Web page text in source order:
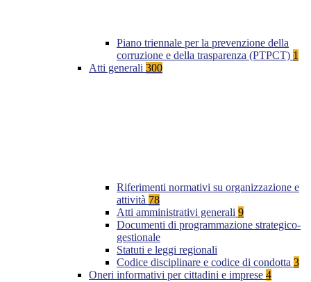
Piano triennale per la prevenzione della
corruzione e della trasparenza (PTPCT) 1
Atti generali 300
Riferimenti normativi su organizzazione e
attività 78
Atti amministrativi generali 9
Documenti di programmazione strategico-
gestionale
Statuti e leggi regionali
Codice disciplinare e codice di condotta 3
Oneri informativi per cittadini e imprese 4